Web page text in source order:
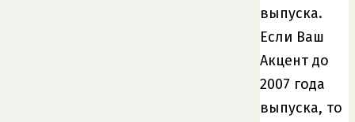
выпуска.
Если Ваш
Акцент до
2007 года
выпуска, то